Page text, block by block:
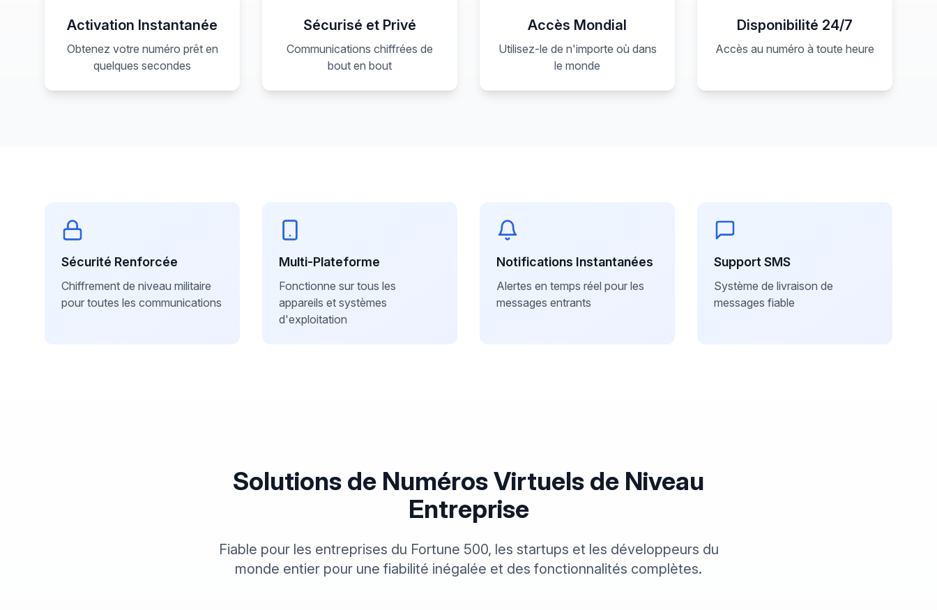
Activation Instantanée
Obtenez votre numéro prêt en
quelques secondes
Sécurisé et Privé
Communications chiffrées de
bout en bout
Accès Mondial
Utilisez-le de n'importe où dans
le monde
Disponibilité 24/7
Accès au numéro à toute heure
Sécurité Renforcée
Chiffrement de niveau militaire
pour toutes les communications
Multi-Plateforme
Fonctionne sur tous les
appareils et systèmes
d'exploitation
Notifications Instantanées
Alertes en temps réel pour les
messages entrants
Support SMS
Système de livraison de
messages fiable
Solutions de Numéros Virtuels de Niveau
Entreprise
Fiable pour les entreprises du Fortune 500, les startups et les développeurs du
monde entier pour une fiabilité inégalée et des fonctionnalités complètes.